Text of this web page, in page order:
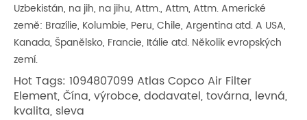
Uzbekistán, na jih, na jihu, Attm., Attm, Attm. Americké
země: Brazílie, Kolumbie, Peru, Chile, Argentina atd. A USA,
Kanada, Španělsko, Francie, Itálie atd. Několik evropských
zemí.
Hot Tags: 1094807099 Atlas Copco Air Filter
Element, Čína, výrobce, dodavatel, továrna, levná,
kvalita, sleva